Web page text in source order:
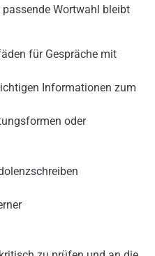
Wortwahl bleibt
für Gespräche mit
Informationen zum
oder